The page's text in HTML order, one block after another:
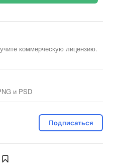
коммерческую лицензию.
и PSD
Подписаться